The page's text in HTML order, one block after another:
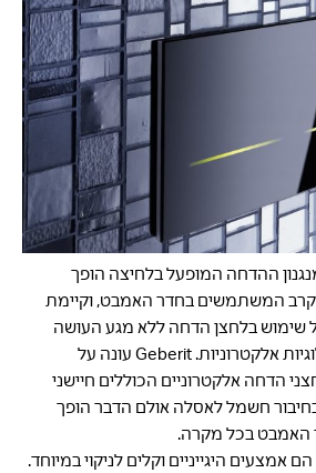
ההדחה המופעל בלחיצה הופך
המשתמשים בחדר האמבט, וקיימת
שימוש בלחצן הדחה ללא מגע העושה
שימוש במערכות טכנולוגיות אלקטרוניות. Geberit עונה על
הדחה אלקטרוניים הכוללים חיישני
חשמל לאסלה אולם הדבר הופך
האמבט בכל מקרה.
אמצעים היגייניים וקלים לניקוי במיוחד.